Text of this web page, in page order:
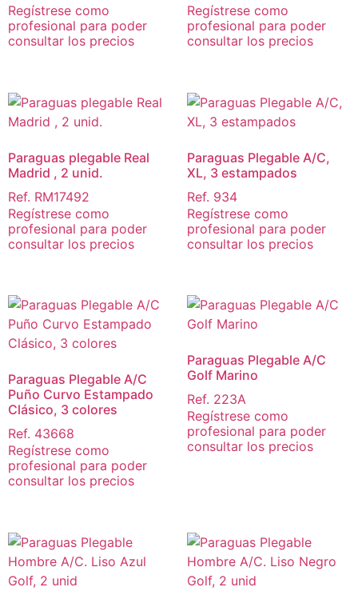
Regístrese como
profesional para poder
consultar los precios
Regístrese como
profesional para poder
consultar los precios
Paraguas plegable Real
Madrid , 2 unid.
Ref. RM17492
Regístrese como
profesional para poder
consultar los precios
Paraguas Plegable A/C,
XL, 3 estampados
Ref. 934
Regístrese como
profesional para poder
consultar los precios
Paraguas Plegable A/C
Puño Curvo Estampado
Clásico, 3 colores
Ref. 43668
Regístrese como
profesional para poder
consultar los precios
Paraguas Plegable A/C
Golf Marino
Ref. 223A
Regístrese como
profesional para poder
consultar los precios